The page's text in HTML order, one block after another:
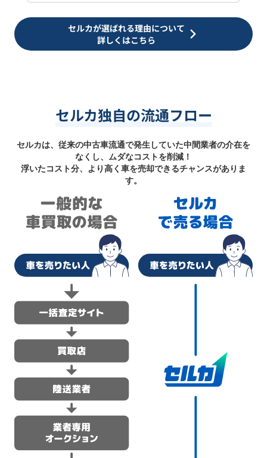
セルカが選ばれる理由について
詳しくはこちら
セルカ独自の流通フロー
セルカは、従来の中古車流通で発生していた中間業者の介在を
なくし、ムダなコストを削減！
浮いたコスト分、より高く車を売却できるチャンスがありま
す。